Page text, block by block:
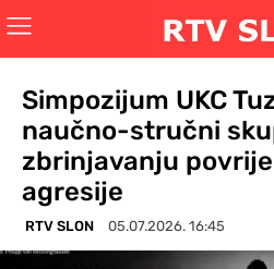
Simpozijum UKC
naučno-stručni
zbrinjavanju
agresije
RTV SLON 05.07.2026. 16:45